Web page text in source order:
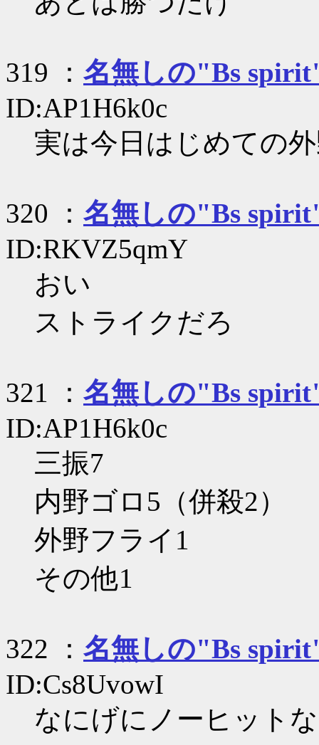
319 ： 名無しの"Bs
ID:AP1H6k0c
実は今日はじめての
320 ： 名無しの"Bs
ID:RKVZ5qmY
おい
ストライクだろ
321 ： 名無しの"Bs
ID:AP1H6k0c
三振7
内野ゴロ5（併殺2）
外野フライ1
その他1
322 ： 名無しの"Bs
ID:Cs8UvowI
なにげにノーヒット